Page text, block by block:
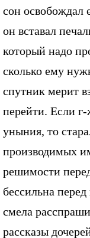
сон освобождал
он вставал
который надо
сколько ему
спутник мерит
перейти. Если
уныния, то
производимых
решимости
бессильна
смела
рассказы